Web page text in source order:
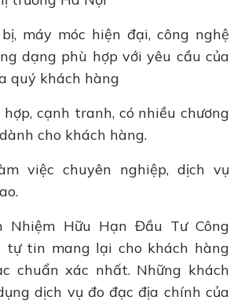
máy móc hiện đại, công nghệ
dạng phù hợp với yêu cầu của
quý khách hàng
cạnh tranh, có nhiều chương
cho khách hàng.
việc chuyên nghiệp, dịch vụ
Nhiệm Hữu Hạn Đầu Tư Công
tự tin mang lại cho khách hàng
chuẩn xác nhất. Những khách
dịch vụ đo đạc địa chính của